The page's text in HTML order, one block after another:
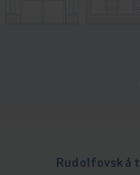
Rudolfovská